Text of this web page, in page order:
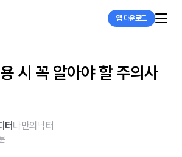
앱 다운로드
시 꼭 알아야 할 주의사
터나만의닥터